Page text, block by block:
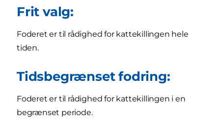
Frit valg:
Foderet er til rådighed for kattekillingen hele
tiden.
Tidsbegrænset fodring:
Foderet er til rådighed for kattekillingen i en
begrænset periode.